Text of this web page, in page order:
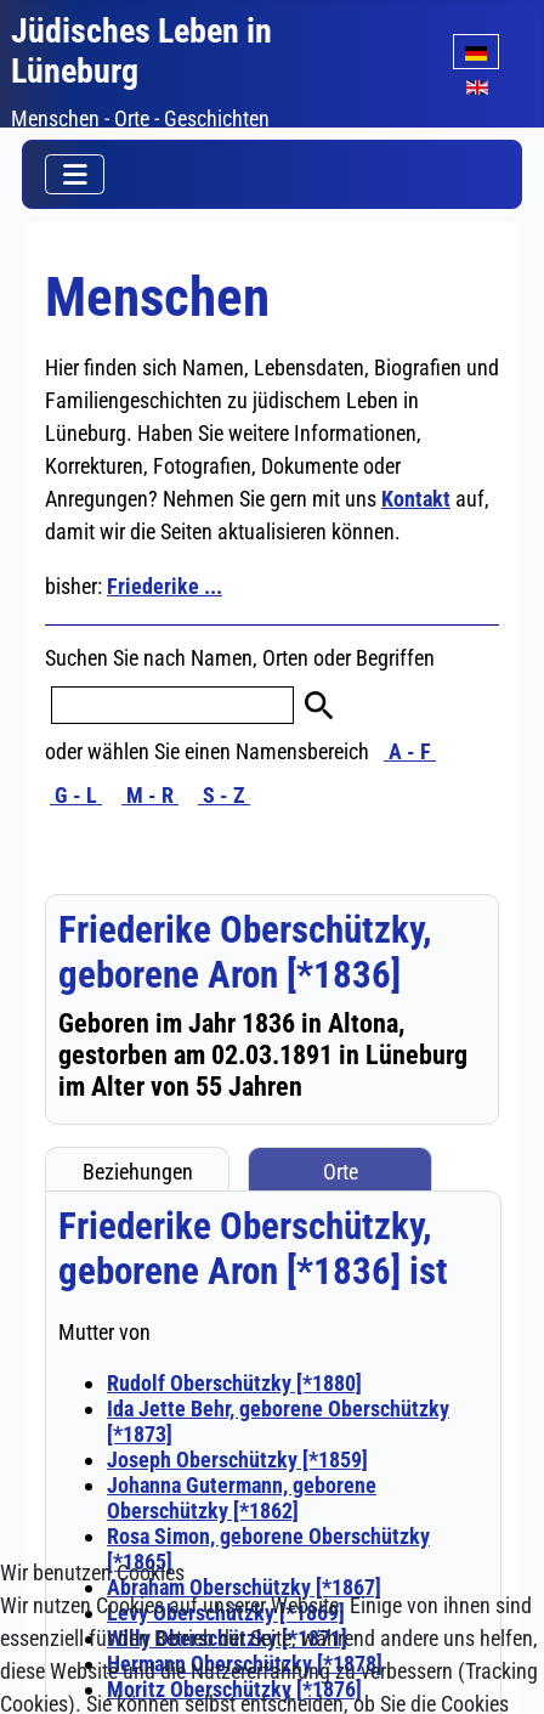
Jüdisches Leben in
Lüneburg
Menschen - Orte - Geschichten
Sprache
Wir benutzen Cookies
Wir nutzen Cookies auf unserer Website. Einige von ihnen sind
essenziell für den Betrieb der Seite, während andere uns helfen,
diese Website und die Nutzererfahrung zu verbessern (Tracking
Cookies). Sie können selbst entscheiden, ob Sie die Cookies